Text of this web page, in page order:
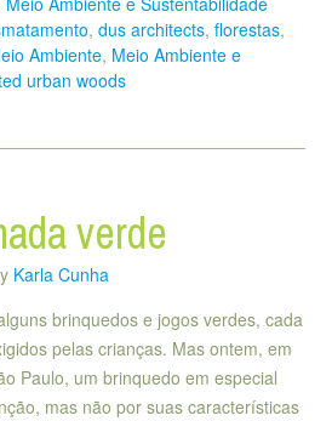
, dus architects, florestas,
Ambiente, Meio Ambiente e
urban woods
verde
Karla Cunha
brinquedos e jogos verdes, cada
pelas crianças. Mas ontem, em
Paulo, um brinquedo em especial
mas não por suas características